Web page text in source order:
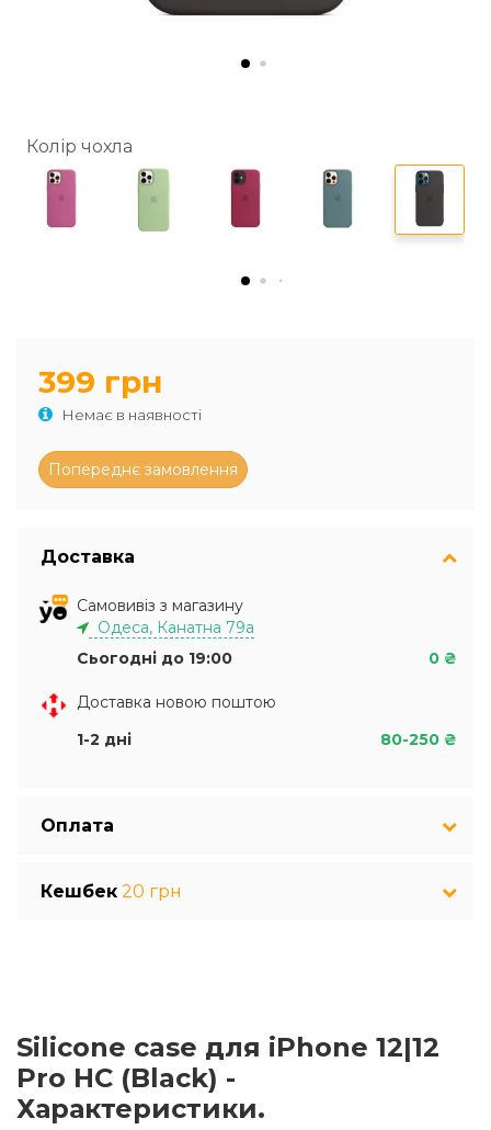
Колір чохла
399 грн
Немає в наявності
Доставка
Самовивіз з магазину
Одеса, Канатна 79а
Сьогодні до 19:00
0 ₴
Доставка новою поштою
1-2 дні
80-250 ₴
Оплата
Кешбек 20 грн
Silicone case для iPhone 12|12
Pro HC (Black) -
Характеристики.